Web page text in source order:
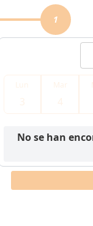
1
Lun
3
Mar
4
Item
No se han